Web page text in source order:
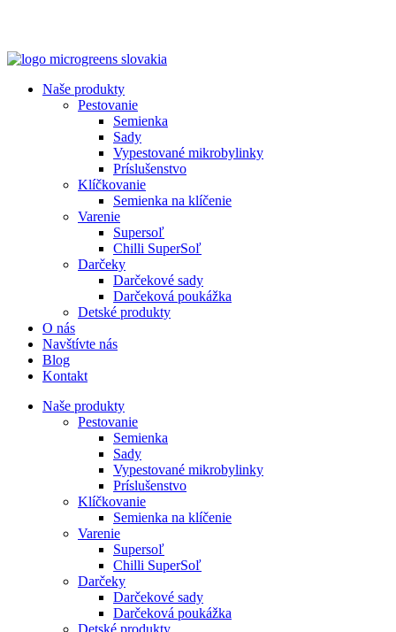
Naše produkty
Pestovanie
Semienka
Sady
Vypestované mikrobylinky
Príslušenstvo
Klíčkovanie
Semienka na klíčenie
Varenie
Supersoľ
Chilli SuperSoľ
Darčeky
Darčekové sady
Darčeková poukážka
Detské produkty
O nás
Navštívte nás
Blog
Kontakt
Naše produkty
Pestovanie
Semienka
Sady
Vypestované mikrobylinky
Príslušenstvo
Klíčkovanie
Semienka na klíčenie
Varenie
Supersoľ
Chilli SuperSoľ
Darčeky
Darčekové sady
Darčeková poukážka
Detské produkty